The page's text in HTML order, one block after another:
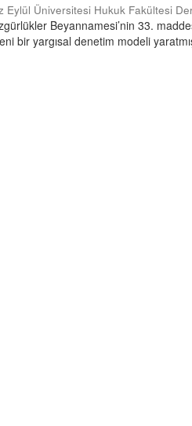
Eylül Üniversitesi Hukuk Fakültesi
Beyannamesi’nin 33.
bir yargısal denetim modeli